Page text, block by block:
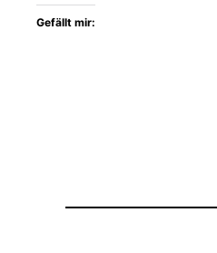
Gefällt mir: